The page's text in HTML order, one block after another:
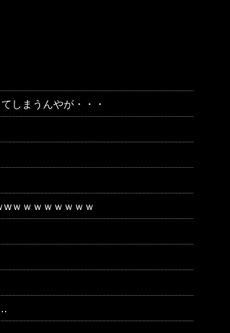
しまうんやが・・・
wｗｗｗｗｗｗｗｗ